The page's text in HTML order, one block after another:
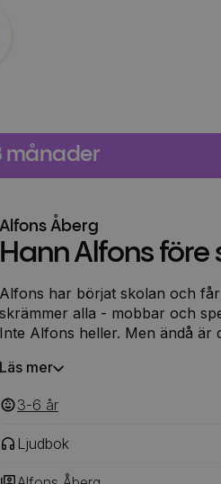
månader
Alfons Åberg
Hann Alfons före
Alfons har börjat skolan och
skrämmer alla - mobbar och
Inte Alfons heller. Men ändå är
Läs mer
3-6 ‎‎ år
Ljudbok